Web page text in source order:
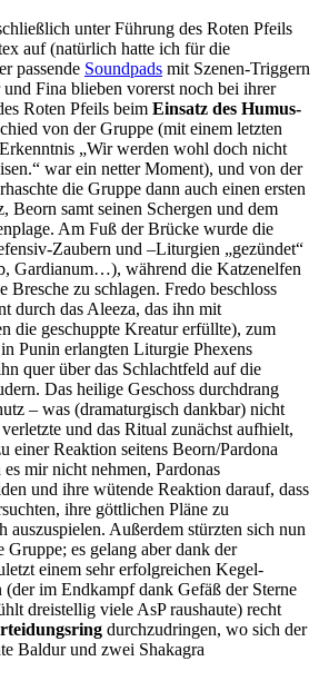
unter Führung des Roten Pfeils
auf (natürlich hatte ich für die
passende Soundpads mit Szenen-Triggern
Fina blieben vorerst noch bei ihrer
Roten Pfeils beim Einsatz des Humus-
von der Gruppe (mit einem letzten
„Wir werden wohl doch nicht
war ein netter Moment), und von der
die Gruppe dann auch einen ersten
Beorn samt seinen Schergen und dem
Am Fuß der Brücke wurde die
Zaubern und –Liturgien „gezündet“
Gardianum…), während die Katzenelfen
Bresche zu schlagen. Fredo beschloss
durch das Aleeza, das ihn mit
die geschuppte Kreatur erfüllte), zum
Punin erlangten Liturgie Phexens
quer über das Schlachtfeld auf die
Das heilige Geschoss durchdrang
– was (dramaturgisch dankbar) nicht
und das Ritual zunächst aufhielt,
einer Reaktion seitens Beorn/Pardona
mir nicht nehmen, Pardonas
und ihre wütende Reaktion darauf, dass
ihre göttlichen Pläne zu
auszuspielen. Außerdem stürzten sich nun
Gruppe; es gelang aber dank der
einem sehr erfolgreichen Kegel-
im Endkampf dank Gefäß der Sterne
dreistellig viele AsP raushaute) recht
durchzudringen, wo sich der
Baldur und zwei Shakagra